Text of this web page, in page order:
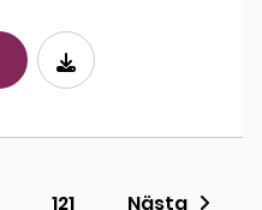
121 Nästa